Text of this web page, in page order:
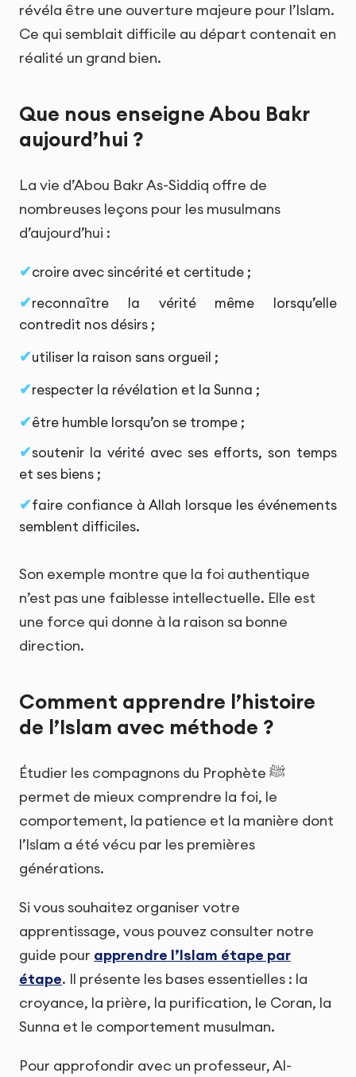
révéla être une ouverture majeure pour l’Islam.
Ce qui semblait difficile au départ contenait en
réalité un grand bien.
Que nous enseigne Abou Bakr
aujourd’hui ?
La vie d’Abou Bakr As-Siddiq offre de
nombreuses leçons pour les musulmans
d’aujourd’hui :
croire avec sincérité et certitude ;
reconnaître la vérité même lorsqu’elle
contredit nos désirs ;
utiliser la raison sans orgueil ;
respecter la révélation et la Sunna ;
être humble lorsqu’on se trompe ;
soutenir la vérité avec ses efforts, son temps
et ses biens ;
faire confiance à Allah lorsque les événements
semblent difficiles.
Son exemple montre que la foi authentique
n’est pas une faiblesse intellectuelle. Elle est
une force qui donne à la raison sa bonne
direction.
Comment apprendre l’histoire
de l’Islam avec méthode ?
Étudier les compagnons du Prophète ﷺ
permet de mieux comprendre la foi, le
comportement, la patience et la manière dont
l’Islam a été vécu par les premières
générations.
Si vous souhaitez organiser votre
apprentissage, vous pouvez consulter notre
guide pour apprendre l’Islam étape par
étape. Il présente les bases essentielles : la
croyance, la prière, la purification, le Coran, la
Sunna et le comportement musulman.
Pour approfondir avec un professeur, Al-